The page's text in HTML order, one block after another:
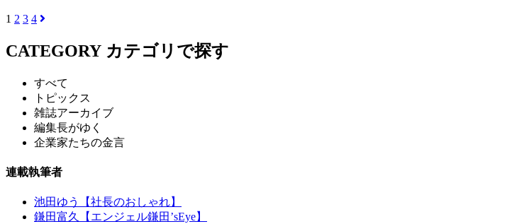
1 2 3 4
CATEGORY カテゴリで探す
すべて
トピックス
雑誌アーカイブ
編集長がゆく
企業家たちの金言
連載執筆者
池田ゆう【社長のおしゃれ】
鎌田富久【エンジェル鎌田’sEye】